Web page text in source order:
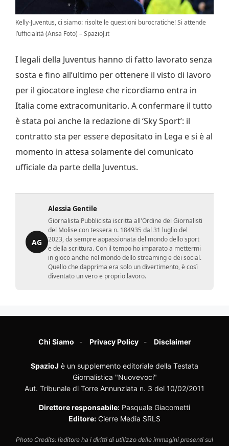
Kelly-Juventus, ci siamo: risolte le questioni burocratiche! Si attende
l’ufficialità (Ansa Foto) – SpazioJ.it
I legali della Juventus hanno di fatto lavorato senza
sosta e fino all’ultimo per ottenere il visto di lavoro
per il giocatore inglese che ricordiamo entra in
Italia come extracomunitario. A confermare il tutto
è stata poi anche la redazione di ‘Sky Sport’: il
contratto sta per essere depositato in Lega e si è al
momento in attesa solamente del comunicato
ufficiale da parte della Juventus.
AG
Alessia Gentile
Giornalista Pubblicista iscritta all'Ordine dei Giornalisti
del Molise con tessera n. 184935 dal 31 luglio del
2023, da sempre appassionata del mondo dello sport
e della scrittura. Con il tempo ho imparato a mettermi
in gioco anche nel mondo dello streaming e dei social.
Quello che dapprima era solo un divertimento, è così
diventato un vero e proprio lavoro.
Chi Siamo Privacy Policy Disclaimer
SpazioJ è un supplemento editoriale della Testata
Giornalistica "Nuovevoci"
Aut. Tribunale di Torre Annunziata n. 3 del 10/02/2011
Direttore responsabile: Pasquale Giacometti
Editore: Cierre Media SRLS
Photo Credits: l’editore ha i diritti di utilizzo delle immagini presenti sul